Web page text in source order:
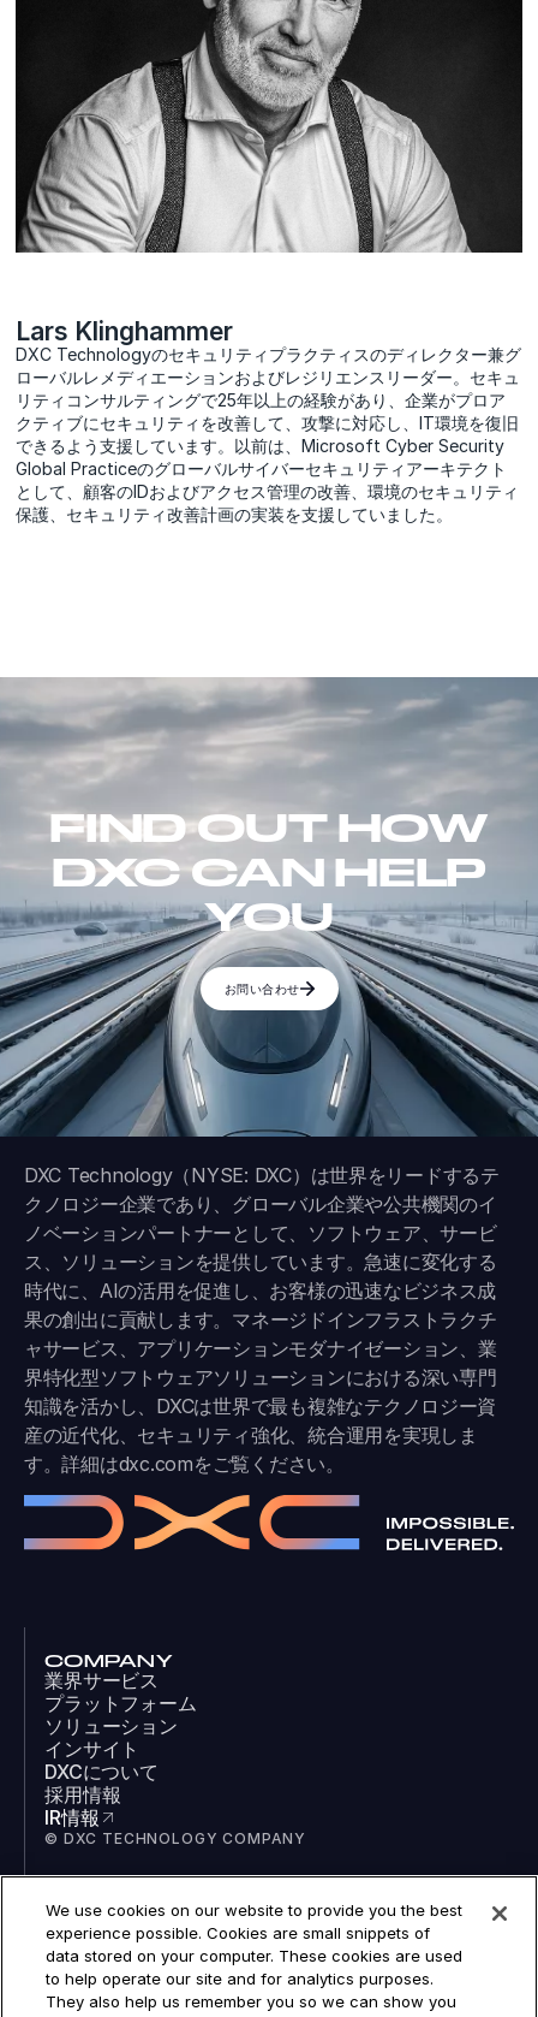
Lars Klinghammer
DXC Technologyのセキュリティプラクティスのディレクター兼グ
ローバルレメディエーションおよびレジリエンスリーダー。セキュ
リティコンサルティングで25年以上の経験があり、企業がプロア
クティブにセキュリティを改善して、攻撃に対応し、IT環境を復旧
できるよう支援しています。以前は、Microsoft Cyber Security
Global Practiceのグローバルサイバーセキュリティアーキテクト
として、顧客のIDおよびアクセス管理の改善、環境のセキュリティ
保護、セキュリティ改善計画の実装を支援していました。
FIND OUT HOW
DXC CAN HELP
YOU
お問い合わせ
DXC Technology（NYSE: DXC）は世界をリードするテ
クノロジー企業であり、グローバル企業や公共機関のイ
ノベーションパートナーとして、ソフトウェア、サービ
ス、ソリューションを提供しています。急速に変化する
時代に、AIの活用を促進し、お客様の迅速なビジネス成
果の創出に貢献します。マネージドインフラストラクチ
ャサービス、アプリケーションモダナイゼーション、業
界特化型ソフトウェアソリューションにおける深い専門
知識を活かし、DXCは世界で最も複雑なテクノロジー資
産の近代化、セキュリティ強化、統合運用を実現しま
す。詳細はdxc.comをご覧ください。
COMPANY
業界サービス
プラットフォーム
ソリューション
インサイト
DXCについて
採用情報
IR情報
© DXC TECHNOLOGY COMPANY
SOCIAL
LinkedIn
Facebook
Instagram
YouTube
We use cookies on our website to provide you the best
experience possible. Cookies are small snippets of
data stored on your computer. These cookies are used
to help operate our site and for analytics purposes.
They also help us remember you so we can show you